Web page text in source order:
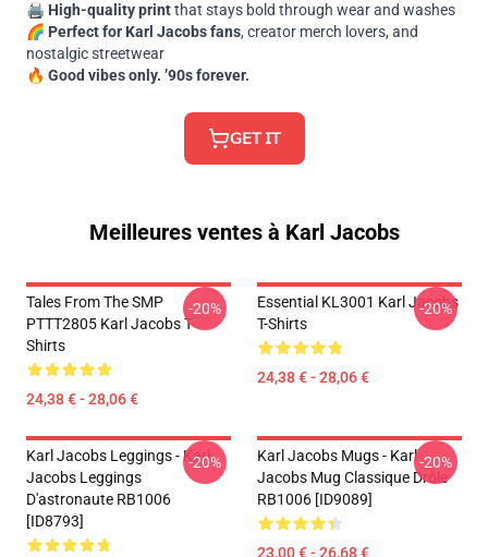
🖨️ High-quality printthat stays bold through wear and washes
🌈 Perfect for Karl Jacobs fans, creator merch lovers, and
nostalgic streetwear
🔥 Good vibes only. ’90s forever.
𝖦𝖤𝖳 𝖨𝖳
Meilleures ventes à Karl Jacobs
Tales From The SMP
PTTT2805 Karl Jacobs T-
Shirts
24,38 € - 28,06 €
-20%
Essential KL3001 Karl Jacobs
T-Shirts
24,38 € - 28,06 €
-20%
Karl Jacobs Leggings - Karl
Jacobs Leggings
D'astronaute RB1006
[ID8793]
-20%
Karl Jacobs Mugs - Karl
Jacobs Mug Classique Drôle
RB1006 [ID9089]
23,00 € - 26,68 €
-20%